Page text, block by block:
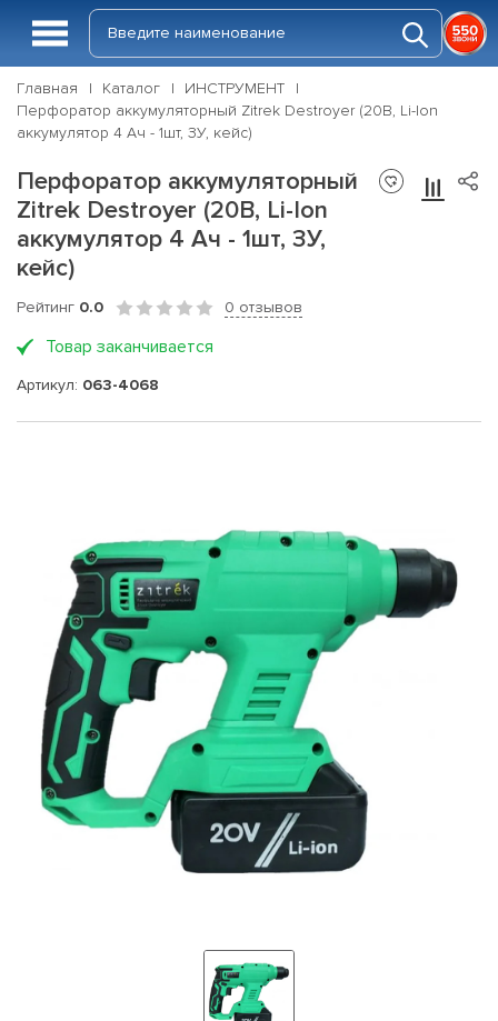
Главная Каталог
ИНСТРУМЕНТ
Перфоратор аккумуляторный Zitrek Destroyer (20В, Li-Ion
аккумулятор 4 Ач - 1шт, ЗУ, кейс)
Перфоратор аккумуляторный
Zitrek Destroyer (20В, Li-Ion
аккумулятор 4 Ач - 1шт, ЗУ,
кейс)
Рейтинг 0.0 0 отзывов
Товар заканчивается
Артикул: 063-4068